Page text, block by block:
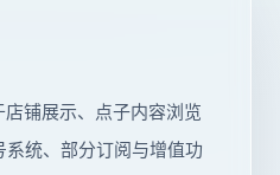
铺展示、点子内容浏览
统、部分订阅与增值功